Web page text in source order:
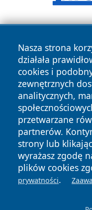
Nasza strona
działała
cookies i
zewnętrznych
analitycznych,
przetwarzane
partnerów.
strony lub
wyrażasz zgodę
plików cookies
prywatności.
Copyright © 2026
zastrzeżone.
News Autorzy